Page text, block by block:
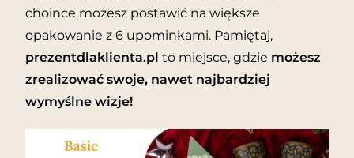
choince możesz postawić na większe
opakowanie z 6 upominkami. Pamiętaj,
prezentdlaklienta.plto miejsce, gdzie możesz
zrealizować swoje, nawet najbardziej
wymyślne wizje!